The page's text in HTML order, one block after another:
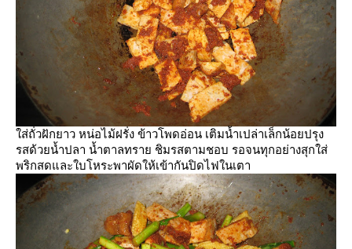
ส่ถั่วฝักยาว หน่อไม้ฝรั่ง ข้าวโพดอ่อน เติมน้ำเปล่าเล็กน้อยปรุง
รสด้วยน้ำปลา น้ำตาลทราย ชิมรสตามชอบ รอจนทุกอย่างสุกใส่
พริกสดและใบโหระพาผัดให้เข้ากันปิดไฟในเตา